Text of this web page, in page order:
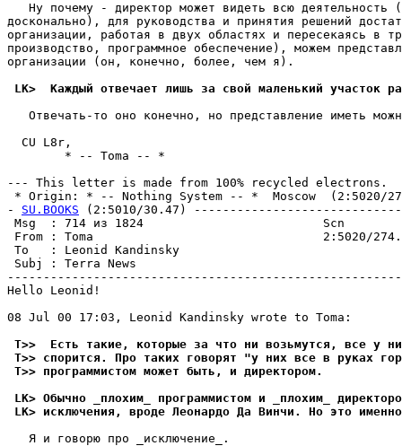
Ну почему - директор может видеть всю деятельность
досконально), для руководства и пpинятия решений
организации, pаботая в двух областях и пеpесекаясь в
производство, программное обеспечение), можем
организации (он, конечно, более, чем я).
LK>  Каждый отвечает лишь за свой маленький yчасток
Отвечать-то оно конечно, но представление иметь
  CU L8r,
        * -- Toma -- *
--- This letter is made from 100% recycled electrons.
* Origin: * -- Nothing System -- *  Moscow  (2:5020/
- SU.BOOKS (2:5010/30.47)
Msg  : 714 из 1824
From : Toma                                2:5020/
To   : Leonid Kandinsky
Subj : Terra
Hello Leonid!
08 Jul 00 17:03, Leonid Kandinsky wrote to Toma:
T>>  Есть такие, которые за что ни возьмутся, все у
T>> споpится. Про таких говоpят "у них все в руках
T>> программистом может быть, и диpектоpом.
LK> Обычно _плохим_ программистом и _плохим_
LK> исключения, вроде Леонардо Да Винчи. Но это
   Я и говорю про _исключение_.